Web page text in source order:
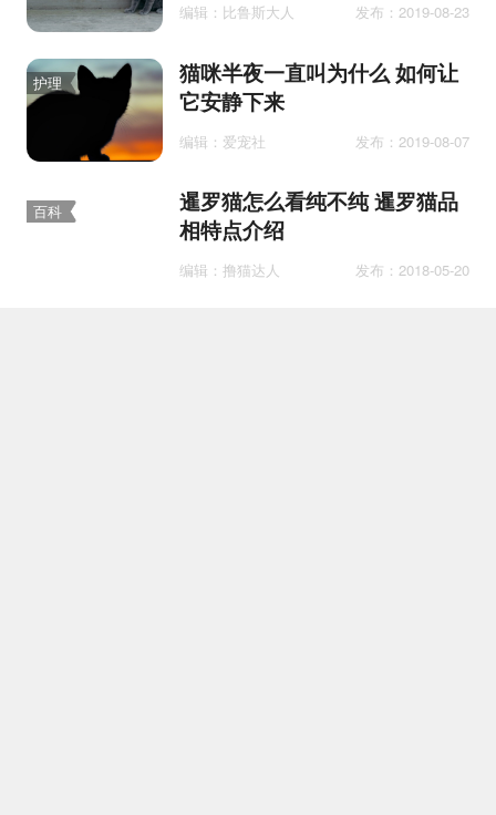
编辑：比鲁斯大人 发布：2019-08-23
护理
猫咪半夜一直叫为什么 如何让
它安静下来
编辑：爱宠社 发布：2019-08-07
百科
暹罗猫怎么看纯不纯 暹罗猫品
相特点介绍
编辑：撸猫达人 发布：2018-05-20